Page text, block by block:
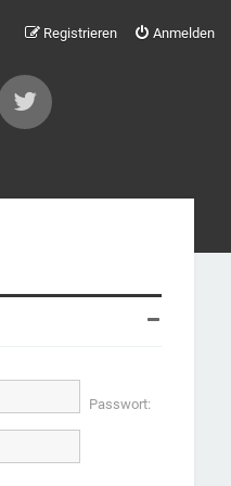
Anmelden
Registrieren
Passwort: